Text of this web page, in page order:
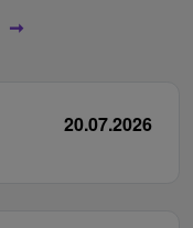
20.07.2026